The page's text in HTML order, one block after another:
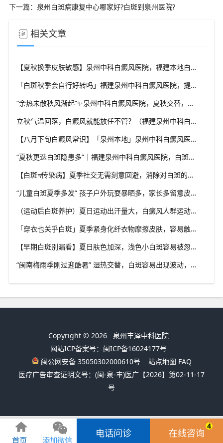
在线咨询
4
电话问诊
下一篇： 泉州白斑病康复中心哪家好?白斑到泉州医院?
相关文章
【夏秋换季皮肤敏感】泉州中科白癜风医院，福建本地白斑朋友，做好日常护理很关键
「白斑秋季会自行好转吗」福建泉州中科白癜风医院，提醒广大患者切勿抱有侥幸心理
“余热未散秋风渐起”✨泉州中科白癜风医院，夏秋交替，白癜风患者饮食要多留心
立秋气温回落，白癜风就能放任不管？（福建泉州中科白癜风医院）这些误区要避开
【八月下旬白癜风常识】「泉州本地」泉州中科白癜风医院，换季调适，守护皮肤健康状态
“夏秋更迭白斑隐患多”｜福建泉州中科白癜风医院，白斑出现变化，切莫盲目自行处理
【白斑≠传染病】夏季社交无需刻意回避，消除对白斑的误解，泉州中科白癜风医院科普白癜风基础常识
“儿童白斑夏季多发” 孩子户外玩耍暴晒多，家长多留意皮肤变化，泉州中科白癜风医院浅谈孩童白斑相关护理
（运动后白斑养护）夏日运动出汗量大，白癜风人群运动需兼顾防晒与干爽，泉州中科白癜风医院分享运动注意点
「穿衣也关乎白斑」夏季紧身化纤衣物摩擦皮肤，容易触发同形反应，泉州中科白癜风医院推荐白斑人群穿搭选择
【早期白斑别漏看】夏日肤色加深，浅色小白斑容易被忽略，泉州中科白癜风医院提示发现异常白斑尽早筛查
“闽南梅雨季刚过迎酷暑” 湿热交替，白斑容易出现波动，泉州中科白癜风医院讲解潮湿环境下白斑护理重点
Copyright © 2026 泉州丰泽中科医院
网站ICP备案号：闽ICP备16024177号
闽公网安备 35050302000610号
站点地图 FAQ
医疗广告审查证明文号：(闽-泉-丰)医广【2026】第02-11-17
号